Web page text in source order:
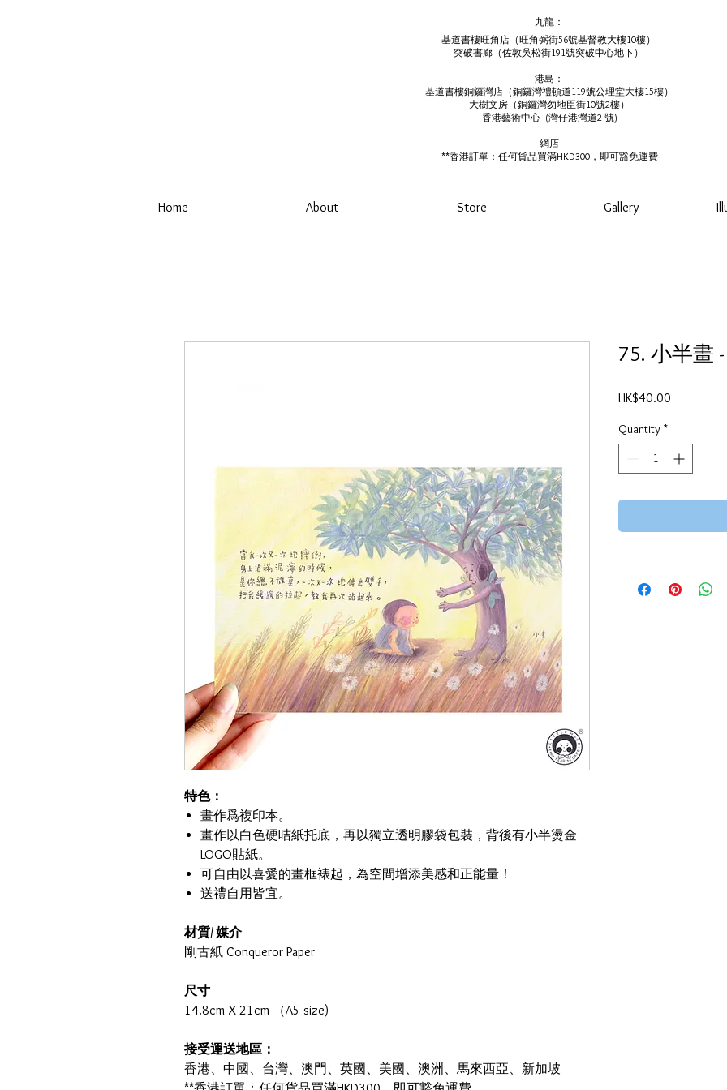
九龍：
基道書樓旺角店（旺角弼街56號基督教大樓10樓）
突破書廊（佐敦吳松街191號突破中心地下）
港島：
基道書樓銅鑼灣店（銅鑼灣禮頓道119號公理堂大樓15樓）
大樹文房（銅鑼灣勿地臣街10號2樓）
香港藝術中心 ​ (灣仔港灣道2 號)
網店
**香港訂單：任何貨品買滿HKD300，即可豁免運費
Home About Store Gallery
特色：
畫作爲複印本。
畫作以白色硬咭紙托底，再以獨立透明膠袋包裝，背後有小半燙金
LOGO貼紙。
可自由以喜愛的畫框裱起，為空間增添美感和正能量！
送禮自用皆宜。
材質/ 媒介
剛古紙 Conqueror Paper
尺寸
14.8cm X 21cm （A5 size)
接受運送地區：
香港、中國、台灣、澳門、英國、美國、澳洲、馬來西亞、新加坡
75. 小半畫
HK$40.00
Quantity *